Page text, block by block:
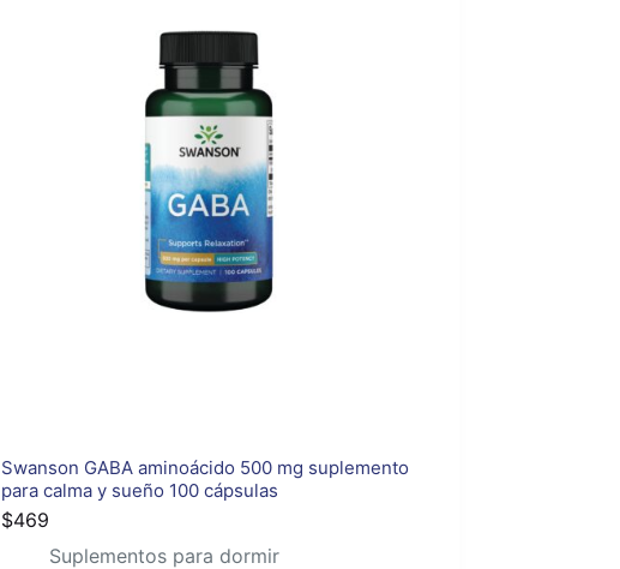
Swanson GABA aminoácido 500 mg suplemento
para calma y sueño 100 cápsulas
$469
Suplementos para dormir